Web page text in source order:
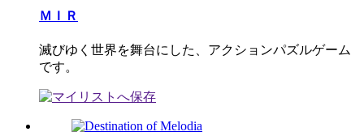
ＭＩＲ
滅びゆく世界を舞台にした、アクションパズルゲーム
です。